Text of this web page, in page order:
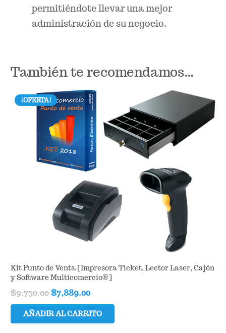
permitiéndote llevar una mejor
administración de su negocio.
También te recomendamos…
¡OFERTA!
Kit Punto de Venta [Impresora Ticket, Lector Laser, Cajón
y Software Multicomercio®]
$9,750.00Original
price
was:
$9,750.00.
$7,889.00Current
price
is:
$7,889.00.
AÑADIR AL CARRITO